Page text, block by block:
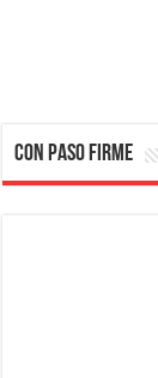
CON PASO FIRME